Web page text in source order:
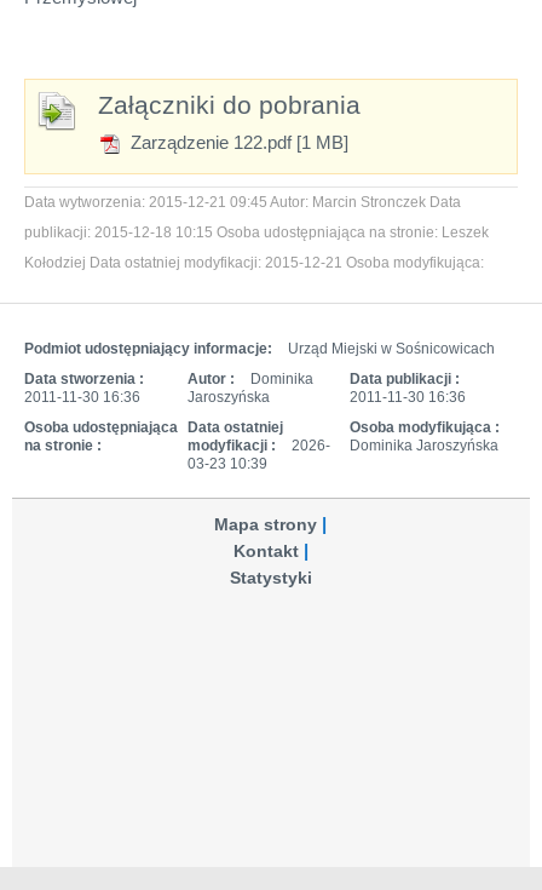
Załączniki do pobrania
Zarządzenie 122.pdf [1 MB]
Data wytworzenia: 2015-12-21 09:45 Autor: Marcin Stronczek Data
publikacji: 2015-12-18 10:15 Osoba udostępniająca na stronie: Leszek
Kołodziej Data ostatniej modyfikacji: 2015-12-21 Osoba modyfikująca:
Podmiot udostępniający informacje:
Urząd Miejski w Sośnicowicach
Data stworzenia :
2011-11-30 16:36
Autor :
Dominika
Jaroszyńska
Data publikacji :
2011-11-30 16:36
Osoba udostępniająca
na stronie :
Data ostatniej
modyfikacji :
2026-
03-23 10:39
Osoba modyfikująca :
Dominika Jaroszyńska
Mapa strony
Kontakt
Statystyki